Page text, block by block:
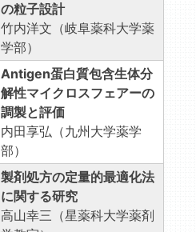
の粒子設計
竹内洋文（岐阜薬科大学薬
学部）
Antigen蛋白質包含生体分
解性マイクロスフェアーの
調製と評価
内田享弘（九州大学薬学
部）
製剤処方の定量的最適化法
に関する研究
高山幸三（星薬科大学薬剤